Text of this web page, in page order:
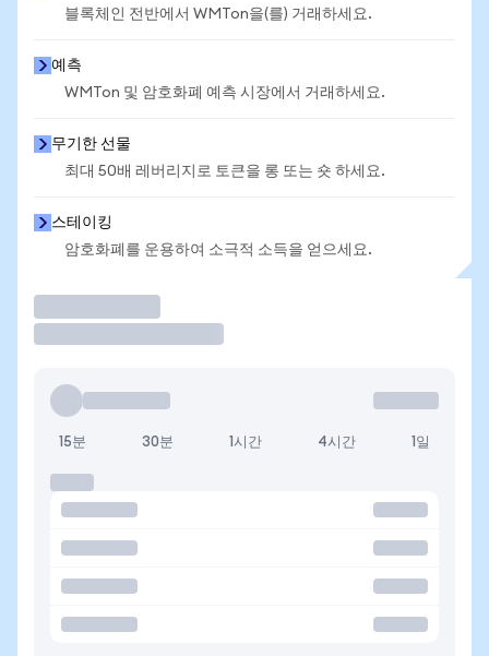
블록체인 전반에서 WMTon을(를) 거래하세요.
예측
WMTon 및 암호화폐 예측 시장에서 거래하세요.
무기한 선물
최대 50배 레버리지로 토큰을 롱 또는 숏 하세요.
스테이킹
암호화폐를 운용하여 소극적 소득을 얻으세요.
15분 30분 1시간 4시간 1일